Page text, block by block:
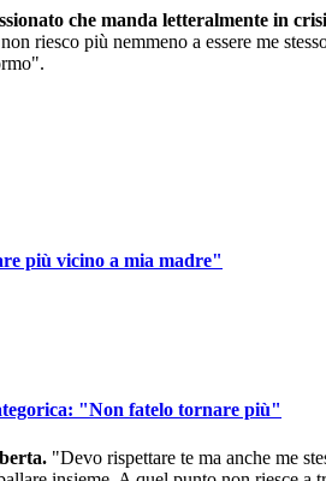
che manda letteralmente in
riesco più nemmeno a essere me
più vicino a mia madre"
"Non fatelo tornare più"
"Devo rispettare te ma anche me